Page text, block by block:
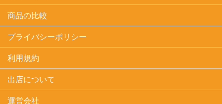
商品の比較
プライバシーポリシー
利用規約
出店について
運営会社